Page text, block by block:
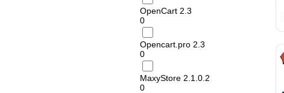
OpenCart 2.3
0
Opencart.pro 2.3
0
MaxyStore 2.1.0.2
0